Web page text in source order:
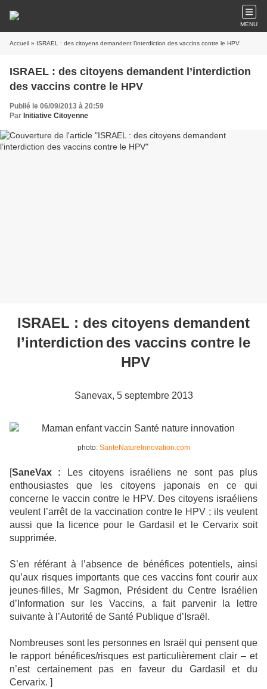
MENU
Accueil » ISRAEL : des citoyens demandent l’interdiction des vaccins contre le HPV
ISRAEL : des citoyens demandent l’interdiction
des vaccins contre le HPV
Publié le 06/09/2013 à 20:59
Par Initiative Citoyenne
ISRAEL : des citoyens demandent
l’interdiction des vaccins contre le
HPV
Sanevax, 5 septembre 2013
photo: SanteNatureInnovation.com
[SaneVax : Les citoyens israéliens ne sont pas plus
enthousiastes que les citoyens japonais en ce qui
concerne le vaccin contre le HPV. Des citoyens israéliens
veulent l’arrêt de la vaccination contre le HPV ; ils veulent
aussi que la licence pour le Gardasil et le Cervarix soit
supprimée.
S’en référant à l’absence de bénéfices potentiels, ainsi
qu’aux risques importants que ces vaccins font courir aux
jeunes-filles, Mr Sagmon, Président du Centre Israélien
d’Information sur les Vaccins, a fait parvenir la lettre
suivante à l’Autorité de Santé Publique d’Israël.
Nombreuses sont les personnes en Israël qui pensent que
le rapport bénéfices/risques est particulièrement clair – et
n’est certainement pas en faveur du Gardasil et du
Cervarix. ]